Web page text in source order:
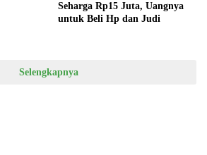
Seharga Rp15 Juta, Uangnya
untuk Beli Hp dan Judi
Selengkapnya